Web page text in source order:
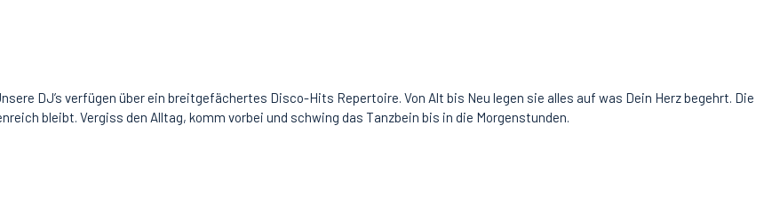
DJ’s verfügen über ein breitgefächertes Disco-Hits Repertoire. Von Alt bis Neu legen sie alles auf was Dein Herz begehrt. Die
bleibt. Vergiss den Alltag, komm vorbei und schwing das Tanzbein bis in die Morgenstunden.